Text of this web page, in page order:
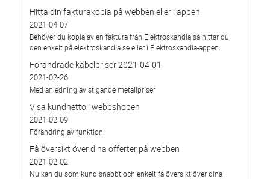
Hitta din fakturakopia på webben eller i appen
2021-04-07
Behöver du kopia av en faktura från Elektroskandia så hittar du
den enkelt på elektroskandia.se eller i Elektro­skandia-appen.
Förändrade kabelpriser 2021-04-01
2021-02-26
Med anledning av stigande metallpriser
Visa kundnetto i webbshopen
2021-02-09
Förändring av funktion.
Få översikt över dina offerter på webben
2021-02-02
Nu kan du som kund snabbt och enkelt få översikt över dina